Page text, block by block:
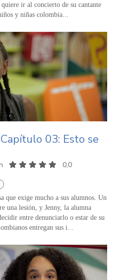
ir al concierto de su cantante
y niñas colombia...
03: Esto se
0,0
que exige mucho a sus alumnos. Un
una lesión, y Jenny, la alumna
entre denunciarlo o estar de su
entregan sus i...